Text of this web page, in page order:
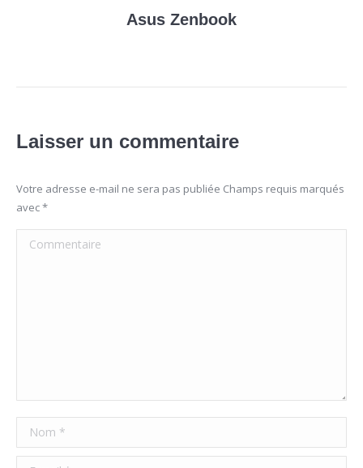
Asus Zenbook
Laisser un commentaire
Votre adresse e-mail ne sera pas publiée Champs requis marqués
avec*
Commentaire
Nom *